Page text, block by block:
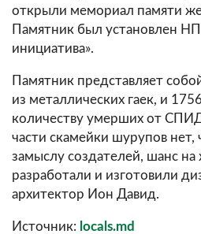
открыли мемориал памяти
Памятник был установлен
инициатива».
Памятник представляет
из металлических гаек, и
количеству умерших от
части скамейки шурупов нет,
замыслу создателей, шанс
разработали и изготовили
архитектор Ион Давид.
Источник: locals.md